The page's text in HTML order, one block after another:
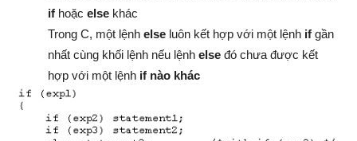
if hoặc else khác
Trong C, một lệnh else luôn kết hợp với một lệnh if gần
nhất cùng khối lệnh nếu lệnh else đó chưa được kết
hợp với một lệnh if nào khác